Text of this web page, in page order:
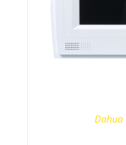
Dahua